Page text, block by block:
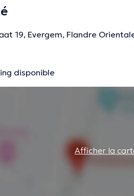
19, Evergem, Flandre
disponible
Afficher la